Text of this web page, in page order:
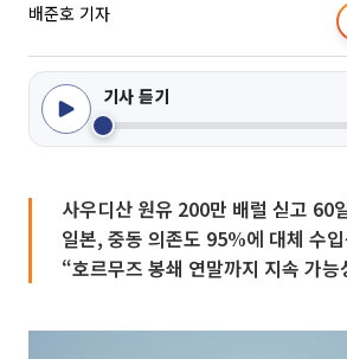
배준호 기자
기사 듣기
사우디산 원유 200만 배럴 싣고 60
일본, 중동 의존도 95%에 대체 수
“호르무즈 봉쇄 연말까지 지속 가능